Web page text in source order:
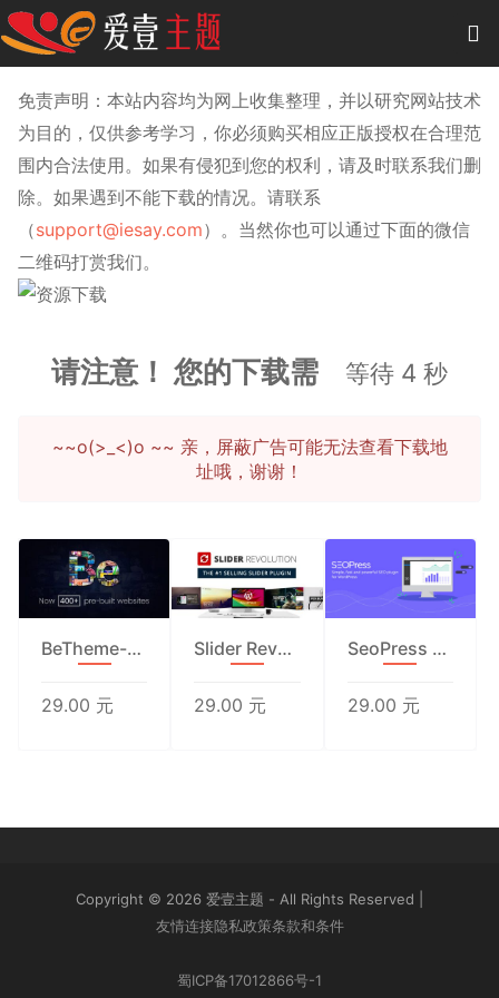
0项目 -0.00 元
主题
插件
教程
商城
作品
免责声明：本站内容均为网上收集整理，并以研究网站技术
为目的，仅供参考学习，你必须购买相应正版授权在合理范
围内合法使用。如果有侵犯到您的权利，请及时联系我们删
除。如果遇到不能下载的情况。请联系
（support@iesay.com）。当然你也可以通过下面的微信
二维码打赏我们。
请注意！ 您的下载需 等待 4 秒
~~o(>_<)o ~~ 亲，屏蔽广告可能无法查看下载地
址哦，谢谢！
BeTheme-多功能企业主题汉化破解版
29.00 元
Slider Revolution 汉化版
29.00 元
SeoPress Pro强大的WordPress SEO插件汉化版4.4.0.4
29.00 元
Copyright © 2026 爱壹主题 - All Rights Reserved
友情连接隐私政策条款和条件
蜀ICP备17012866号-1